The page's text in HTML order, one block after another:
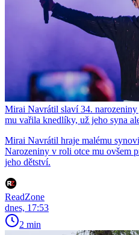
Mirai Navrátil slaví 34.
mu vařila knedlíky, už jeho syna
Mirai Navrátil hraje malému
Narozeniny v roli otce mu ovšem
jeho dětství.
ReadZone
dnes, 17:53
2 min